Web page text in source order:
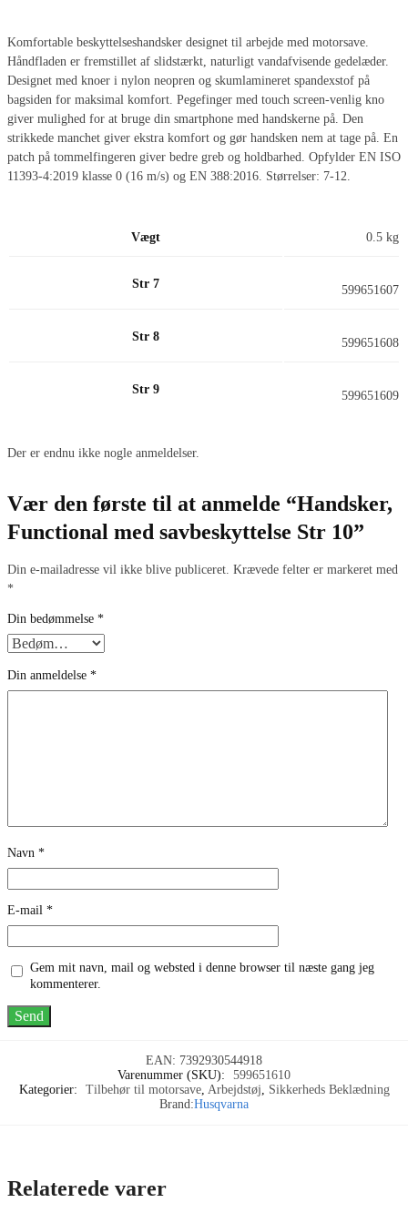
Komfortable beskyttelseshandsker designet til arbejde med motorsave.
Håndfladen er fremstillet af slidstærkt, naturligt vandafvisende gedelæder.
Designet med knoer i nylon neopren og skumlamineret spandexstof på
bagsiden for maksimal komfort. Pegefinger med touch screen-venlig kno
giver mulighed for at bruge din smartphone med handskerne på. Den
strikkede manchet giver ekstra komfort og gør handsken nem at tage på. En
patch på tommelfingeren giver bedre greb og holdbarhed. Opfylder EN ISO
11393-4:2019 klasse 0 (16 m/s) og EN 388:2016. Størrelser: 7-12.
Vægt 0.5 kg
Str 7 599651607
Str 8 599651608
Str 9 599651609
Der er endnu ikke nogle anmeldelser.
Vær den første til at anmelde “Handsker,
Functional med savbeskyttelse Str 10”
Din e-mailadresse vil ikke blive publiceret. Krævede felter er markeret med
*
Din bedømmelse *
Din anmeldelse *
Navn *
E-mail *
Gem mit navn, mail og websted i denne browser til næste gang jeg
kommenterer.
EAN: 7392930544918
Varenummer (SKU):
599651610
Kategorier:
Tilbehør til motorsave, Arbejdstøj, Sikkerheds Beklædning
Brand:Husqvarna
Relaterede varer